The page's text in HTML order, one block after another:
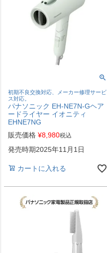
初期不良交換対応、メーカー修理サービ
ス対応。
パナソニック EH-NE7N-Gヘア
ードライヤー イオニティ
EHNE7NG
販売価格 ¥8,980税込
発売時期2025年11月1日
カートに入れる